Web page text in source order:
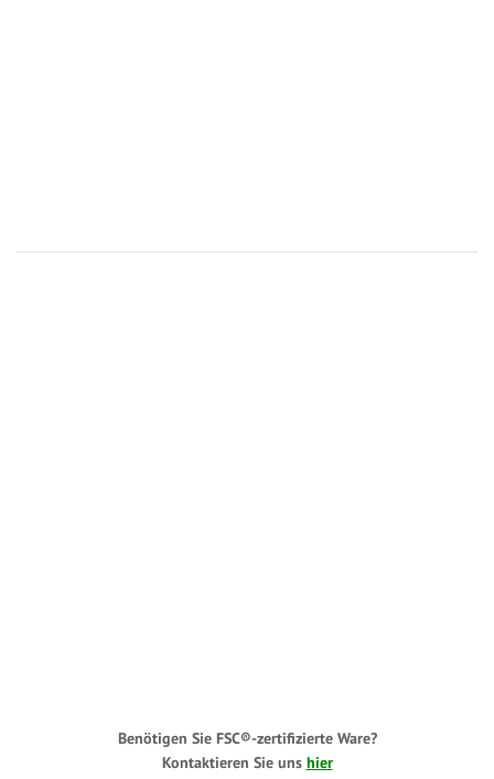
Benötigen Sie FSC®-zertifizierte Ware?
Kontaktieren Sie uns hier